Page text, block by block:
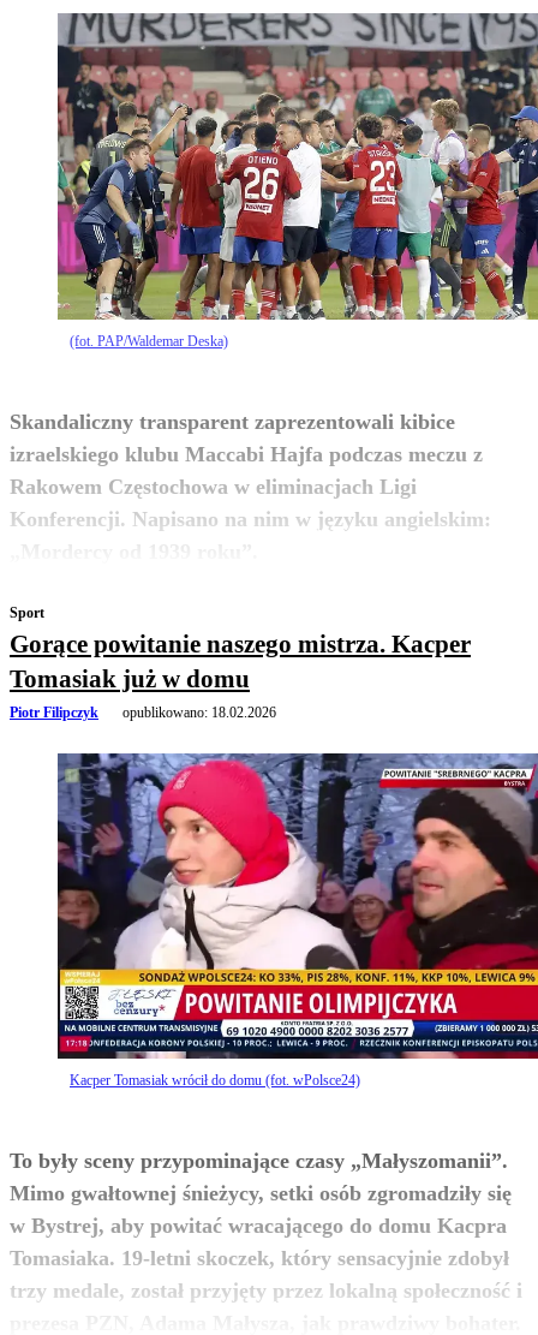
(fot. PAP/Waldemar Deska)
Skandaliczny transparent zaprezentowali kibice
izraelskiego klubu Maccabi Hajfa podczas meczu z
Rakowem Częstochowa w eliminacjach Ligi
Konferencji. Napisano na nim w języku angielskim:
zobacz więcej
Sport
Gorące powitanie naszego mistrza. Kacper
Tomasiak już w domu
Piotr Filipczyk opublikowano: 18.02.2026
Kacper Tomasiak wrócił do domu (fot. wPolsce24)
To były sceny przypominające czasy „Małyszomanii”.
Mimo gwałtownej śnieżycy, setki osób zgromadziły się
w Bystrej, aby powitać wracającego do domu Kacpra
Tomasiaka. 19-letni skoczek, który sensacyjnie zdobył
trzy medale, został przyjęty przez lokalną społeczność i
zobacz więcej